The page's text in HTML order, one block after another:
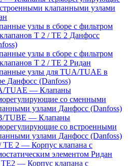
клапанными узлами
узлы в сборе с фильтром
T 2 / TE 2 Данфосс
узлы в сборе с фильтром
T 2 / TE 2 Ридан
узлы для TUA/TUAE в
Данфосс (Danfoss)
TUAE — Клапаны
со сменными
узлами Данфосс (Danfoss)
TUBE — Клапаны
со встроенными
узлами Данфосс (Danfoss)
TE 2 — Корпус клапана с
элементом Ридан
— Корпус клапана с